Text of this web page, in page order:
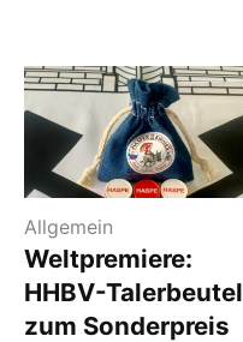
Allgemein
Weltpremiere:
HHBV-Talerbeutel
zum Sonderpreis